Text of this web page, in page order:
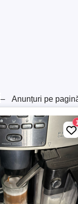
– Anunțuri pe
1